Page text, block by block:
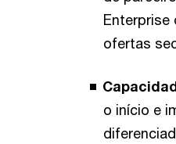
Enterprise
ofertas
o início e